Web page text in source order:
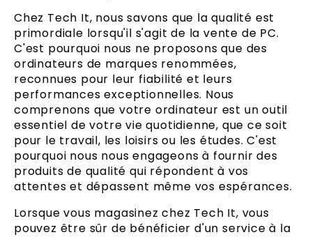
Chez Tech It, nous savons que la qualité est
primordiale lorsqu'il s'agit de la vente de PC.
C'est pourquoi nous ne proposons que des
ordinateurs de marques renommées,
reconnues pour leur fiabilité et leurs
performances exceptionnelles. Nous
comprenons que votre ordinateur est un outil
essentiel de votre vie quotidienne, que ce soit
pour le travail, les loisirs ou les études. C'est
pourquoi nous nous engageons à fournir des
produits de qualité qui répondent à vos
attentes et dépassent même vos espérances.
Lorsque vous magasinez chez Tech It, vous
pouvez être sûr de bénéficier d'un service à la